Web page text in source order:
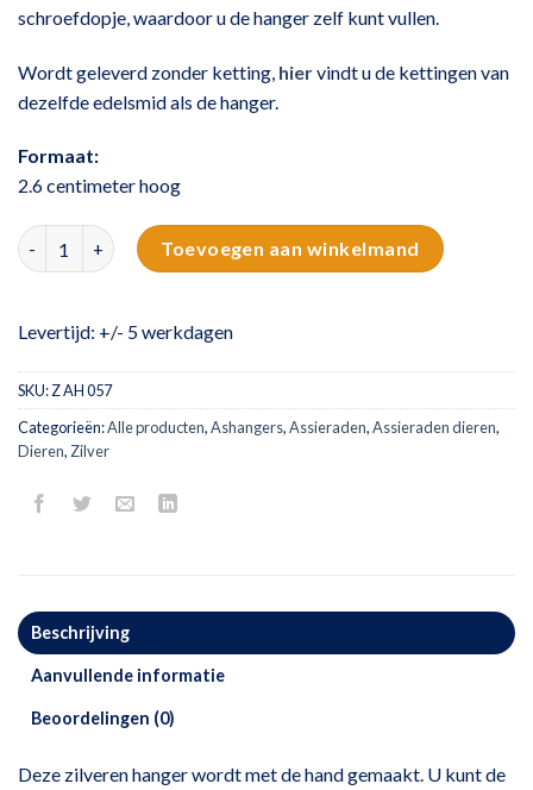
schroefdopje, waardoor u de hanger zelf kunt vullen.
Wordt geleverd zonder ketting, hiervindt u de kettingen van
dezelfde edelsmid als de hanger.
Formaat:
2.6 centimeter hoog
Zilveren ashanger - kruisje aantalToevoegen aan winkelmand
Levertijd: +/- 5 werkdagen
SKU:Z AH 057
Categorieën:Alle producten,Ashangers,Assieraden,Assieraden dieren,
Dieren, Zilver
Beschrijving
Aanvullende informatie
Beoordelingen (0)
Deze zilveren hanger wordt met de hand gemaakt. U kunt de